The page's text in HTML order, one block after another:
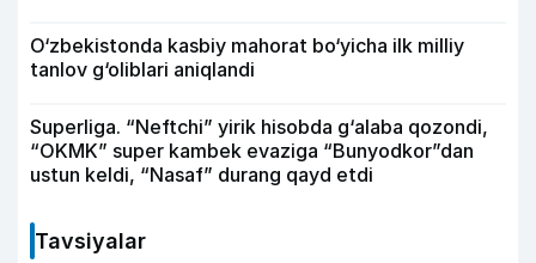
O‘zbekistonda kasbiy mahorat bo‘yicha ilk milliy
tanlov g‘oliblari aniqlandi
Superliga. “Neftchi” yirik hisobda g‘alaba qozondi,
“OKMK” super kambek evaziga “Bunyodkor”dan
ustun keldi, “Nasaf” durang qayd etdi
Tavsiyalar